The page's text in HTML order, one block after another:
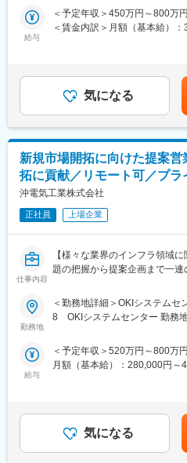
ない医療現場の安心安全や、
しています。
顧客からいかにシェアを獲得
す。
変更の範囲：会社の定める業務
当します。顧客折衝を通じて
ンを提供することがミッショ
対応いただきます。
・PC導入支援（マスター作成
・Microsoftクラウド商材（
提案・構築（工事・配線）
・障害発生時のオンサイト対
※顧客との折衝力や現場対応力
を行います。提案段階では付加
案力が求められます。
◆入社後について
本社で同社についての研修や
OJTのもと一人立ちまで伴走い
顧客は県内の企業・官公庁自
・国内の総合パソコンメーカー
設計から製造、販売、修理、
解決に向けたサービス提案な
す。（独自技術エンパワーテ
給与
＜予定年収＞450万円～800万
＜賃金内訳＞月額（基本給）
安の金額であり、選考を通じ
(月額)は固定手当を含めた表記
気になる
新規市場開拓に向けた提案
拓に貢献／リモート可／プ
沖電気工業株式会社
正社員 上場企業
仕事内容
【様々な業界のインフラ領域
題の把握から提案企画まで一連
踏まえた新領域のビジネスチ
■採用背景：
場参入を強化する必要がある
ンダー連携を伴う提案活動を
に、ネットワーク領域の提案
共に顧客先へ訪問し、ネット
ング。得られた情報を整理し
勤務地
＜勤務地詳細＞OKIシステム
8 OKIシステムセンター 勤務
モートワーク含む）
給与
＜予定年収＞520万円～800万
月額（基本給）：280,000円～
具体的な金額は、採用選考合
ます。■昇給：年1回（4月）■
くまでも目安の金額であり、
気になる